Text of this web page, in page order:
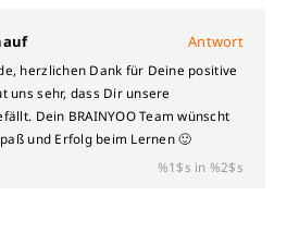
Antwort
herzlichen Dank für Deine positive
uns sehr, dass Dir unsere
Dein BRAINYOO Team wünscht
und Erfolg beim Lernen 🙂
%1$s in %2$s